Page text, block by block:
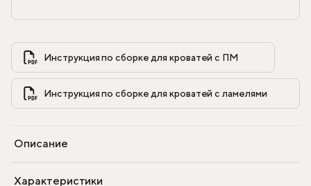
Инструкция по сборке для кроватей с ПМ
Описание
Характеристики